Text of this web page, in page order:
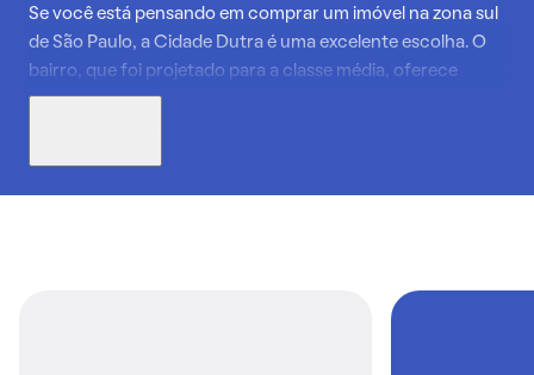
Se você está pensando em comprar um imóvel na zona sul
de São Paulo, a Cidade Dutra é uma excelente escolha. O
bairro, que foi projetado para a classe média, oferece
infraestrutura completa que conquista cada vez mais
Hospital Interlagos e clínicas como a Amor Saúde. Para os